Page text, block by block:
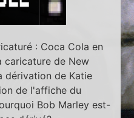
: Coca Cola en
caricature de New
dérivation de Katie
de l'affiche du
Bob Marley est-